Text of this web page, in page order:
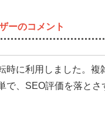
ーのコメント
時に利用しました。複
で、SEO評価を落とさ